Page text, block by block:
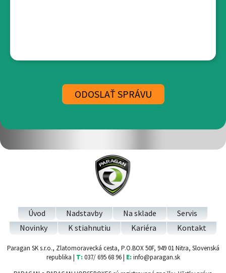
Úvod Nadstavby Na sklade
Servis
Novinky
K stiahnutiu Kariéra Kontakt
Paragan SK s.r.o., Zlatomoravecká cesta, P.O.BOX 50F, 949 01 Nitra, Slovenská
republika | T:037/ 695 68 96 | E:info@paragan.sk